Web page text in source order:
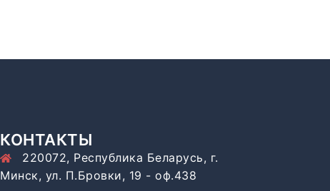
КОНТАКТЫ
220072, Республика Беларусь, г.
Минск, ул. П.Бровки, 19 - оф.438